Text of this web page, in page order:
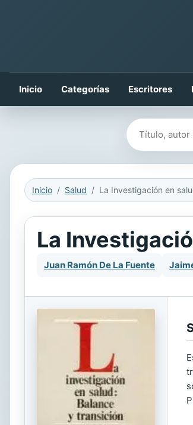
Inicio Categorías Escritores
Buscar libros
Inicio Salud La Investigación en
La
Juan Ramón De La Fuente